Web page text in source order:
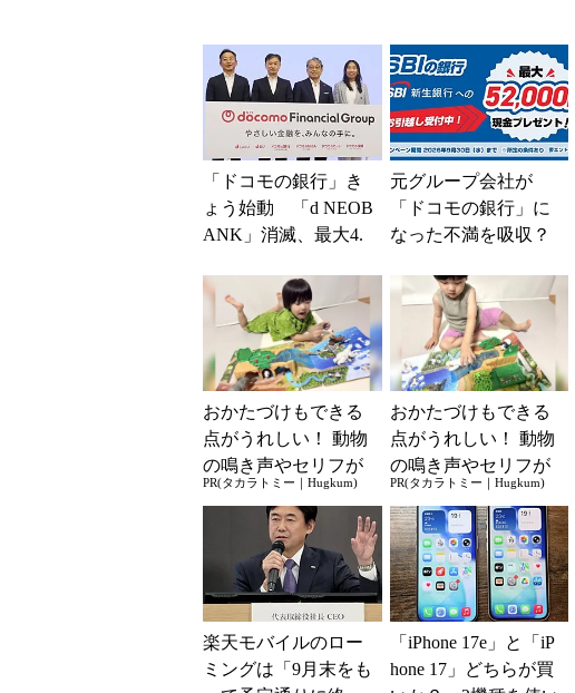
「ドコモの銀行」き
ょう始動 「d NEOB
ANK」消滅、最大4.
解説
元グループ会社が
「ドコモの銀行」に
なった不満を吸収？
BIの銀行」として最
大5....
おかたづけもできる
点がうれしい！ 動物
の鳴き声やセリフが
盛りだくさんの「ア
ニア サウンドいっ
ぱい！ ...
PR(タカラトミー｜Hugkum)
おかたづけもできる
点がうれしい！ 動物
の鳴き声やセリフが
盛りだくさんの「ア
ニア サウンドいっ
ぱい！ ...
PR(タカラトミー｜Hugkum)
楽天モバイルのロー
ミングは「9月末をも
「iPhone 17e」と「iP
hone 17」どちらが買